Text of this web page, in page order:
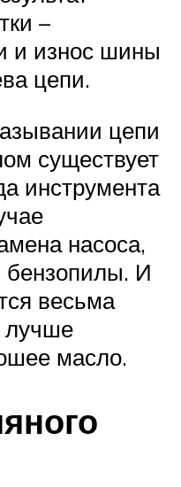
–
и износ шины
цепи.
цепи
существует
инструмента
насоса,
бензопилы. И
весьма
лучше
масло.